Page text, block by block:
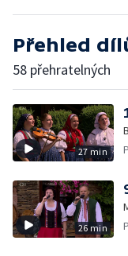
Přehled
58 přehratelných
27 min
26 min